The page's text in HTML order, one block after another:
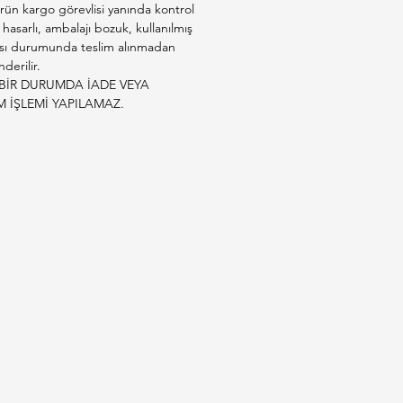
mideyi yormaz. Bağırsak
destekleyerek dışkı kalitesini
kokuyu azaltır.
kargo görevlisi yanında kontrol
ambalajı bozuk, kullanılmış
durumunda teslim alınmadan
DURUMDA İADE VEYA
İŞLEMİ YAPILAMAZ.